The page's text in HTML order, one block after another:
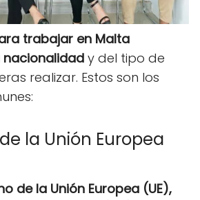
trabajar en Malta
nacionalidad y del tipo de
realizar. Estos son los
la Unión Europea
de la Unión Europea (UE),